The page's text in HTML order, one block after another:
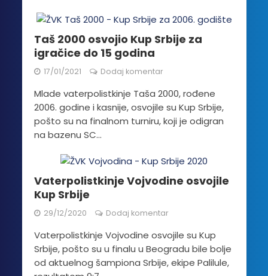
Taš 2000 osvojio Kup Srbije za
igračice do 15 godina
17/01/2021 Dodaj komentar
Mlade vaterpolistkinje Taša 2000, rođene
2006. godine i kasnije, osvojile su Kup Srbije,
pošto su na finalnom turniru, koji je odigran
na bazenu SC...
Vaterpolistkinje Vojvodine osvojile
Kup Srbije
29/12/2020 Dodaj komentar
Vaterpolistkinje Vojvodine osvojile su Kup
Srbije, pošto su u finalu u Beogradu bile bolje
od aktuelnog šampiona Srbije, ekipe Palilule,